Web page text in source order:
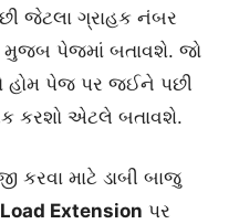
જેટલા ગ્રાહક નંબર
મુજબ પેજમાં બતાવશે. જો
હોમ પેજ પર જઈને પછી
કરશો એટલે બતાવશે.
કરવા માટે ડાબી બાજુ
Extension પર